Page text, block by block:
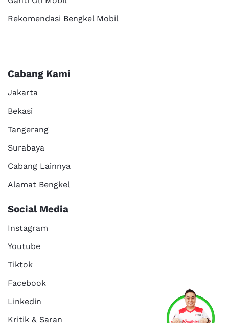
Services About Us
Rekomendasi Bengkel Mobil
Cabang Kami
Jakarta
Bekasi
Tangerang
Surabaya
Cabang Lainnya
Alamat Bengkel
Social Media
Instagram
Youtube
Tiktok
Facebook
Linkedin
Kritik & Saran